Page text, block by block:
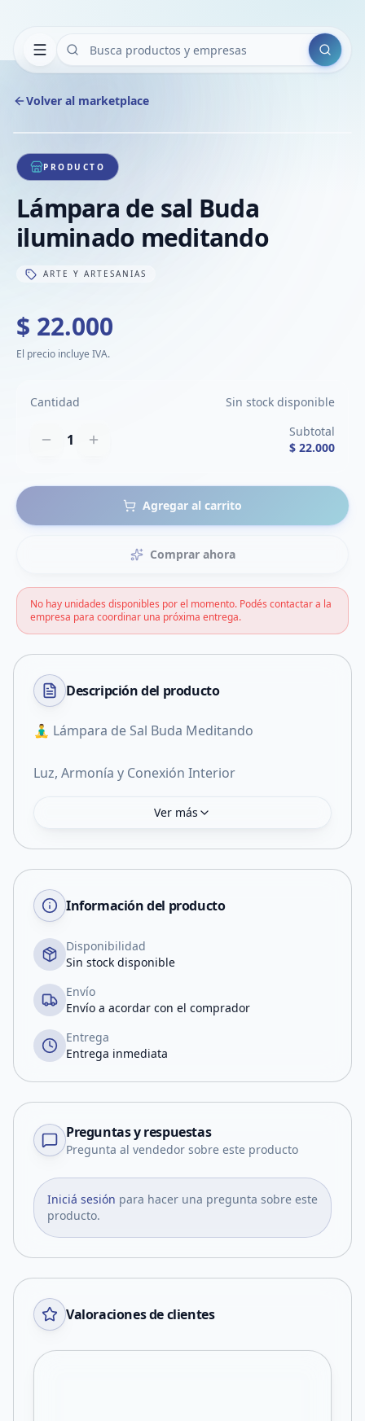
Buscar
Volver al marketplace
1/1
PRODUCTO
Lámpara de sal Buda
iluminado meditando
ARTE Y ARTESANIAS
$ 22.000
El precio incluye IVA.
Cantidad Sin stock disponible
1
Subtotal
$ 22.000
Agregar al carrito
Comprar ahora
No hay unidades disponibles por el momento. Podés contactar a la
empresa para coordinar una próxima entrega.
Descripción del producto
🧘‍♂️ Lámpara de Sal Buda Meditando
Luz, Armonía y Conexión Interior
Ver más
Información del producto
Disponibilidad
Sin stock disponible
Envío
Envío a acordar con el comprador
Entrega
Entrega inmediata
Preguntas y respuestas
Pregunta al vendedor sobre este producto
Iniciá sesión para hacer una pregunta sobre este
producto.
Valoraciones de clientes